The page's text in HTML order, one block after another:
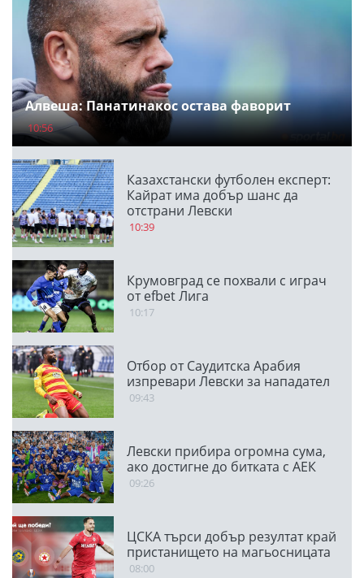
Алвеша: Панатинакос остава фаворит
10:56
Казахстански футболен експерт:
Кайрат има добър шанс да
отстрани Левски
10:39
Крумовград се похвали с играч
от efbet Лига
10:17
Отбор от Саудитска Арабия
изпревари Левски за нападател
09:43
Левски прибира огромна сума,
ако достигне до битката с АЕК
09:26
ЦСКА търси добър резултат край
пристанището на магьосницата
08:00